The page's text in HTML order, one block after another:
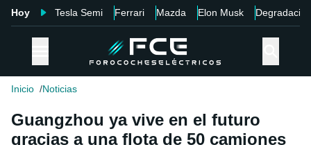
Hoy Tesla Semi Ferrari Mazda Elon Musk Degradación
Inicio Noticias
Guangzhou ya vive en el futuro
gracias a una flota de 50 camiones